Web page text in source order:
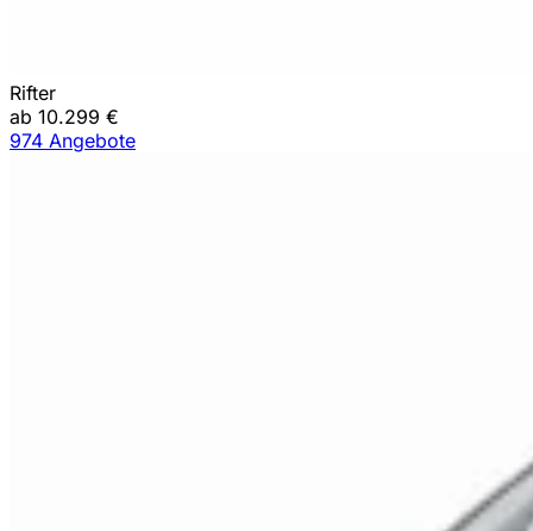
Rifter
ab 10.299 €
974 Angebote